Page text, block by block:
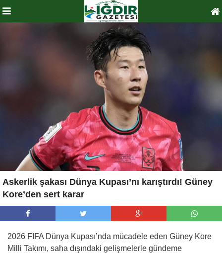
Askerlik şakası Dünya Kupası’nı karıştırdı! Güney
Kore’den sert karar
2026 FIFA Dünya Kupası’nda mücadele eden Güney Kore
Milli Takımı, saha dışındaki gelişmelerle gündeme